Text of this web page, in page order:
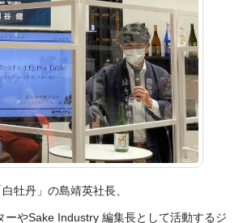
牡丹」の島靖英社長、
やSake Industry 編集長として活動するジ